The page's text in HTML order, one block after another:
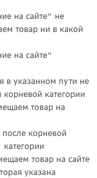
на сайте" не
товар ни в какой
на сайте"
в указанном пути не
категории
товар на
после корневой
товар на сайте
указана